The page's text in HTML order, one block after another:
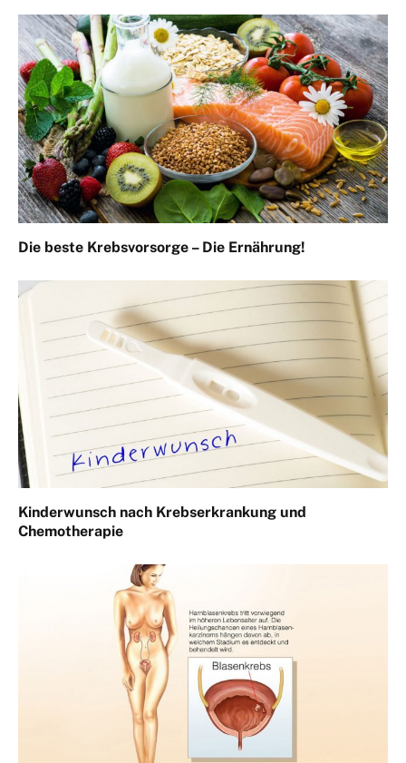
Die beste Krebsvorsorge – Die Ernährung!
Kinderwunsch nach Krebserkrankung und
Chemotherapie